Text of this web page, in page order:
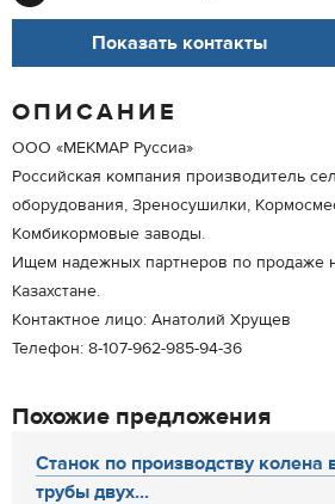
Показать контакты
ОПИСАНИЕ
ООО «МЕКМАР Руссиа»
Российская компания производитель
оборудования, Зреносушилки,
Комбикормовые заводы.
Ищем надежных партнеров по продаже
Казахстане.
Контактное лицо: Анатолий Хрущев
Телефон: 8-107-962-985-94-36
Похожие предложения
Станок по производству колена
трубы двух...